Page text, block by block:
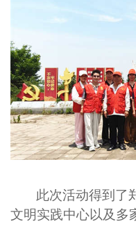
此次活动得到了
文明实践中心以及多